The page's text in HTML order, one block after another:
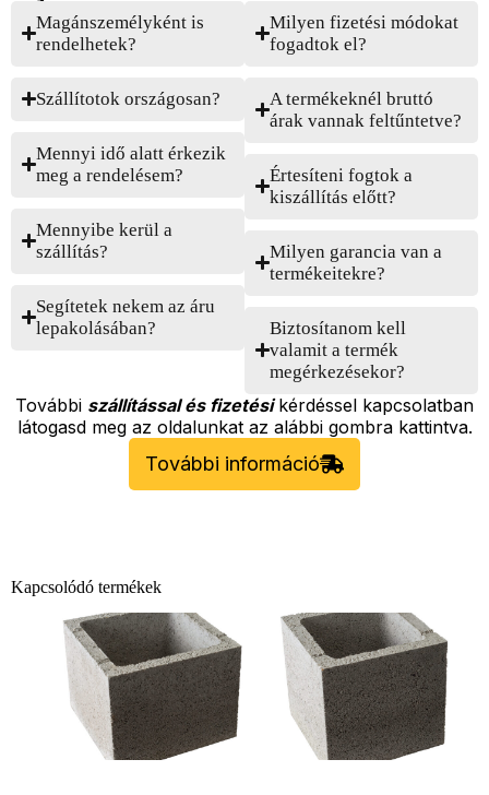
Magánszemélyként is
rendelhetek?
Szállítotok országosan?
Mennyi idő alatt érkezik
meg a rendelésem?
Mennyibe kerül a
szállítás?
Segítetek nekem az áru
lepakolásában?
Milyen fizetési módokat
fogadtok el?
A termékeknél bruttó
árak vannak feltűntetve?
Értesíteni fogtok a
kiszállítás előtt?
Milyen garancia van a
termékeitekre?
Biztosítanom kell
valamit a termék
megérkezésekor?
További szállítással és fizetésikérdéssel kapcsolatban
látogasd meg az oldalunkat az alábbi gombra kattintva.
További információ
Kapcsolódó termékek